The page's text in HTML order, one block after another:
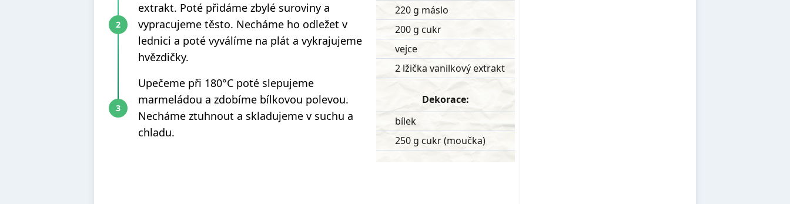
extrakt. Poté přidáme zbylé suroviny a
vypracujeme těsto. Necháme ho odležet v
lednici a poté vyválíme na plát a vykrajujeme
hvězdičky.
Upečeme při 180°C poté slepujeme
marmeládou a zdobíme bílkovou polevou.
Necháme ztuhnout a skladujeme v suchu a
chladu.
220 g máslo
200 g cukr
vejce
2 lžička vanilkový extrakt
Dekorace:
bílek
250 g cukr (moučka)